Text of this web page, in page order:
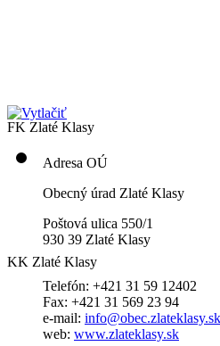
FK Zlaté Klasy
KK Zlaté Klasy
Adresa OÚ
Obecný úrad Zlaté Klasy
Poštová ulica 550/1
930 39 Zlaté Klasy
Telefón: +421 31 59 12402
Fax: +421 31 569 23 94
e-mail: info@obec.zlateklasy.sk
web: www.zlateklasy.sk